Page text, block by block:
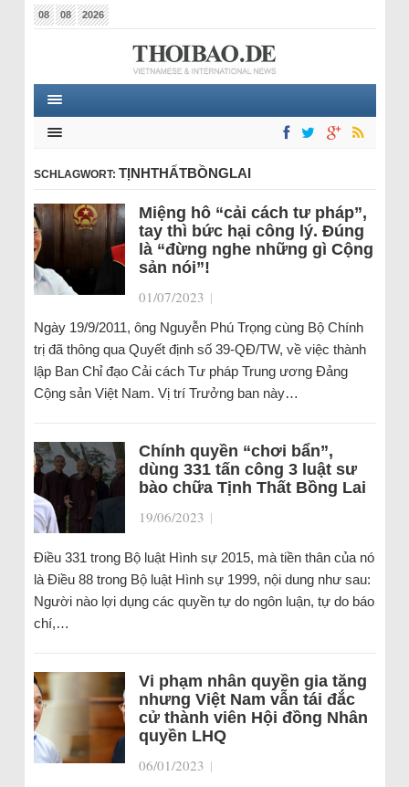
08 08 2026
SCHLAGWORT: TỊNHTHẤTBỒNGLAI
Miệng hô “cải cách tư pháp”,
tay thì bức hại công lý. Đúng
là “đừng nghe những gì Cộng
sản nói”!
01/07/2023 |
Ngày 19/9/2011, ông Nguyễn Phú Trọng cùng Bộ Chính
trị đã thông qua Quyết định số 39-QĐ/TW, về việc thành
lập Ban Chỉ đạo Cải cách Tư pháp Trung ương Đảng
Cộng sản Việt Nam. Vị trí Trưởng ban này…
Chính quyền “chơi bẩn”,
dùng 331 tấn công 3 luật sư
bào chữa Tịnh Thất Bồng Lai
19/06/2023 |
Điều 331 trong Bộ luật Hình sự 2015, mà tiền thân của nó
là Điều 88 trong Bộ luật Hình sự 1999, nội dung như sau:
Người nào lợi dụng các quyền tự do ngôn luận, tự do báo
chí,…
Vi phạm nhân quyền gia tăng
nhưng Việt Nam vẫn tái đắc
cử thành viên Hội đồng Nhân
quyền LHQ
06/01/2023 |